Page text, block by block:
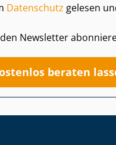
Datenschutz gelesen
Newsletter
beraten